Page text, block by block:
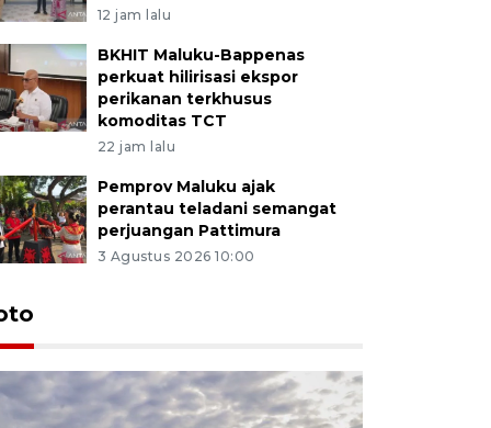
12 jam lalu
BKHIT Maluku-Bappenas
perkuat hilirisasi ekspor
perikanan terkhusus
komoditas TCT
22 jam lalu
Pemprov Maluku ajak
perantau teladani semangat
perjuangan Pattimura
3 Agustus 2026 10:00